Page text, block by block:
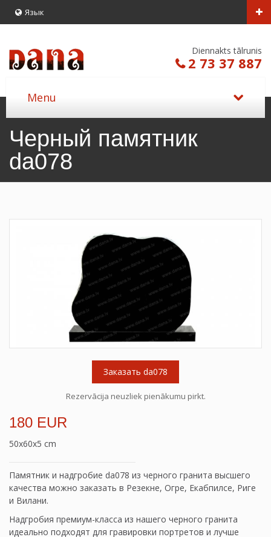
Язык
Diennakts tālrunis
2 73 37 887
Черный памятник
da078
Заказать da078
Rezervācija neuzliek pienākumu pirkt.
180 EUR
50x60x5 cm
Памятник и надгробие da078 из черного гранита высшего
качества можно заказать в Резекне, Огре, Екабпилсе, Риге
и Вилани.
Надгробия премиум-класса из нашего черного гранита
идеально подходят для гравировки портретов и лучше